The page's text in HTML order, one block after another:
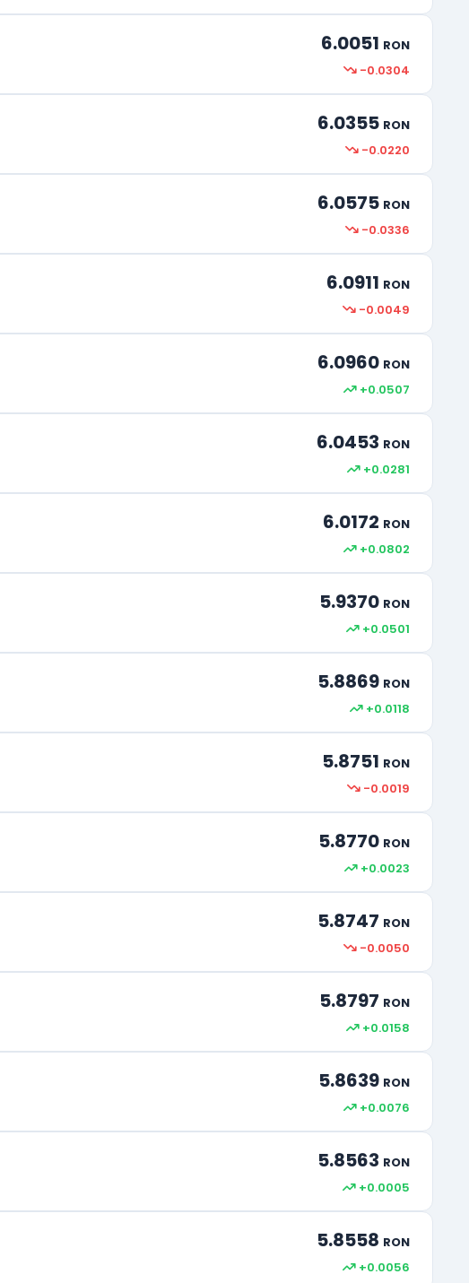
6.0051 RON
-0.0304
6.0355 RON
-0.0220
6.0575 RON
-0.0336
6.0911 RON
-0.0049
6.0960 RON
+0.0507
6.0453 RON
+0.0281
6.0172 RON
+0.0802
5.9370 RON
+0.0501
5.8869 RON
+0.0118
5.8751 RON
-0.0019
5.8770 RON
+0.0023
5.8747 RON
-0.0050
5.8797 RON
+0.0158
5.8639 RON
+0.0076
5.8563 RON
+0.0005
5.8558 RON
+0.0056